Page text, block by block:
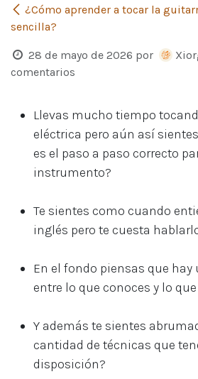
¿Cómo aprender a tocar la
sencilla?
28 de mayo de 2026 por
comentarios
Llevas mucho tiempo
eléctrica pero aún así
es el paso a paso correcto
instrumento?
Te sientes como cuando
inglés pero te cuesta
En el fondo piensas que
entre lo que conoces y lo
Y además te sientes
cantidad de técnicas que
disposición?